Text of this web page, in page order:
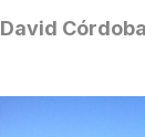
David